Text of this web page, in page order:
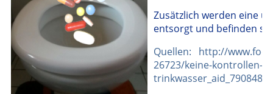
Zusätzlich werden eine
entsorgt und befinden
Quellen: http://
26723/keine-kontrollen-